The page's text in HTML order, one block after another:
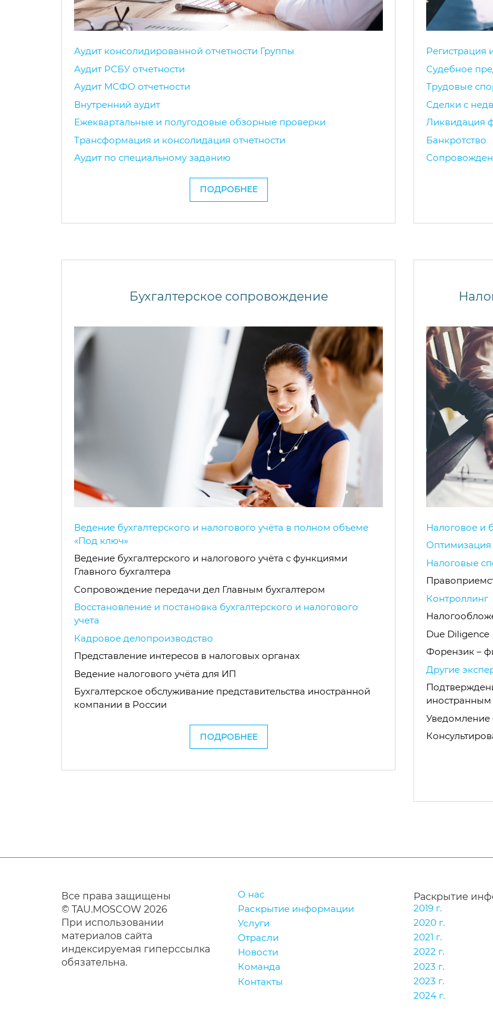
Аудит консолидированной отчетности Группы
Аудит РСБУ отчетности
Аудит МСФО отчетности
Внутренний аудит
Ежеквартальные и полугодовые обзорные проверки
Трансформация и консолидация отчетности
Аудит по специальному заданию
ПОДРОБНЕЕ
Регистрация
Судебное
Трудовые
Сделки с
Ликвидация
Банкротство
Бухгалтерское сопровождение
Ведение бухгалтерского и налогового учёта в полном объеме
«Под ключ»
Ведение бухгалтерского и налогового учёта с функциями
Главного бухгалтера
Сопровождение передачи дел Главным бухгалтером
Восстановление и постановка бухгалтерского и налогового
учета
Кадровое делопроизводство
Представление интересов в налоговых органах
Ведение налогового учёта для ИП
Бухгалтерское обслуживание представительства иностранной
компании в России
ПОДРОБНЕЕ
Налоговое и
Налоговые
Контроллинг
Due Diligence
Форензик –
Другие
иностранным
Уведомление
Все права защищены
© TAU.MOSCOW 2026
При использовании
материалов сайта
индексируемая гиперссылка
обязательна.
О нас
Раскрытие информации
Услуги
Отрасли
Новости
Команда
Контакты
Раскрытие
2019 г.
2020 г.
2021 г.
2022 г.
2023 г.
2023 г.
2024 г.